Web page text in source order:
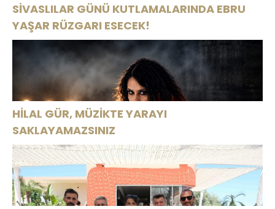
SİVASLILAR GÜNÜ KUTLAMALARINDA EBRU
YAŞAR RÜZGARI ESECEK!
HİLAL GÜR, MÜZİKTE YARAYI
SAKLAYAMAZSINIZ